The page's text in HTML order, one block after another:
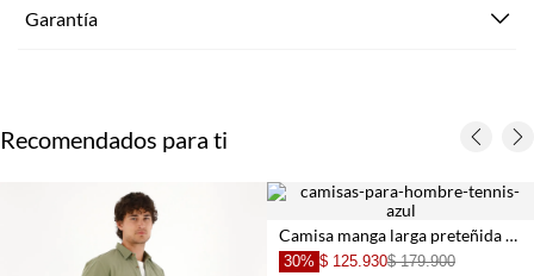
Garantía
Recomendados para ti
Camisa manga larga preteñida azul con acabado mate para hombre
30% $ 125.930$ 179.900